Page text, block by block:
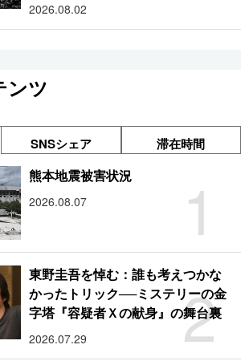
2026.08.02
ンツ
SNSシェア 滞在時間
1
熊本地震被害状況
2026.08.07
2
東野圭吾を悼む：誰も考えつかな
かったトリック──ミステリーの金
字塔『容疑者Ｘの献身』の舞台裏
2026.07.29